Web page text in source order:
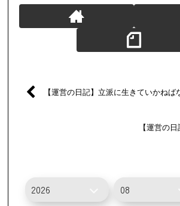
【運営の日記】立派に生きていかねば
【運営の